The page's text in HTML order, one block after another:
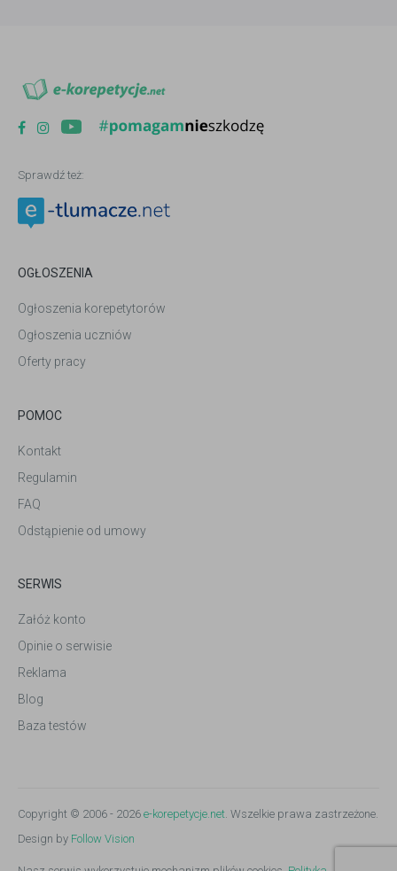
Sprawdź też:
OGŁOSZENIA
Ogłoszenia korepetytorów
Ogłoszenia uczniów
Oferty pracy
POMOC
Kontakt
Regulamin
FAQ
Odstąpienie od umowy
SERWIS
Załóż konto
Opinie o serwisie
Reklama
Blog
Baza testów
Copyright © 2006 - 2026 e-korepetycje.net. Wszelkie prawa zastrzeżone.
Design by Follow Vision